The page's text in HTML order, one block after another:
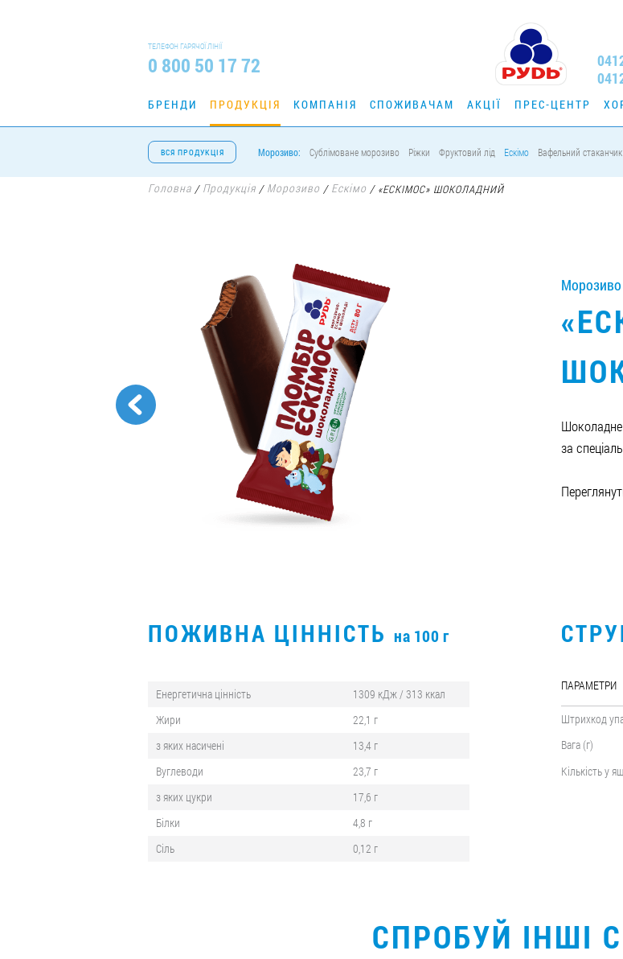
ТЕЛЕФОН ГАРЯЧОЇ ЛІНІЇ
0 800 50 17 72
БРЕНДИ ПРОДУКЦІЯ КОМПАНІЯ СПОЖИВАЧАМ АКЦІЇ ПРЕС-ЦЕНТР
ВСЯ ПРОДУКЦІЯ Морозиво: Сублімоване морозиво Ріжки Фруктовий лід Ескімо Вафельний стаканчик
Головна / Продукція / Морозиво / Ескімо /«ЕСКІМОС» ШОКОЛАДНИЙ
Морозиво
за
ПОЖИВНА ЦІННІСТЬ на 100 г
Енергетична цінність
1309 кДж / 313 ккал
Жири
22,1 г
з яких насичені
13,4 г
Вуглеводи
23,7 г
з яких цукри
17,6 г
Білки
4,8 г
Сіль
0,12 г
ПАРАМЕТРИ
Штрихкод
Вага (г)
Кількість у
СПРОБУЙ ІНШІ